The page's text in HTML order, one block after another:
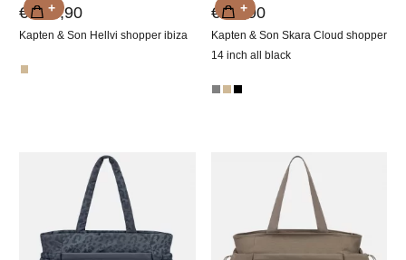
€ 109,90
Kapten & Son Hellvi shopper ibiza
+ € 89,90
Kapten & Son Skara Cloud shopper
14 inch all black
+